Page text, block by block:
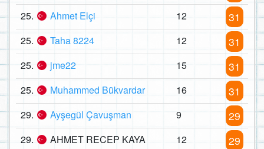
25. Ahmet Elçi 12 31
25. Taha 8224 12 31
25. jme22 15 31
25. Muhammed Bükvardar 16 31
29. Ayşegül Çavuşman 9 29
29. AHMET RECEP KAYA 12 29